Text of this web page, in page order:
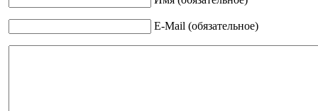
E-Mail (обязательное)